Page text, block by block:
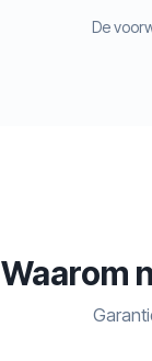
De
Waarom